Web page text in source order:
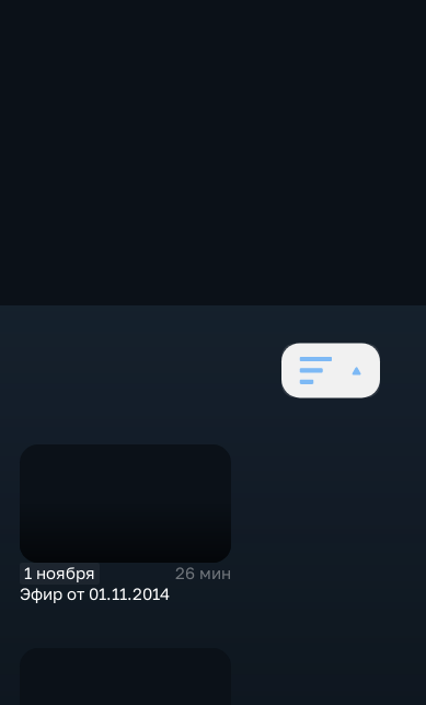
1 ноября
26 мин
Эфир от 01.11.2014